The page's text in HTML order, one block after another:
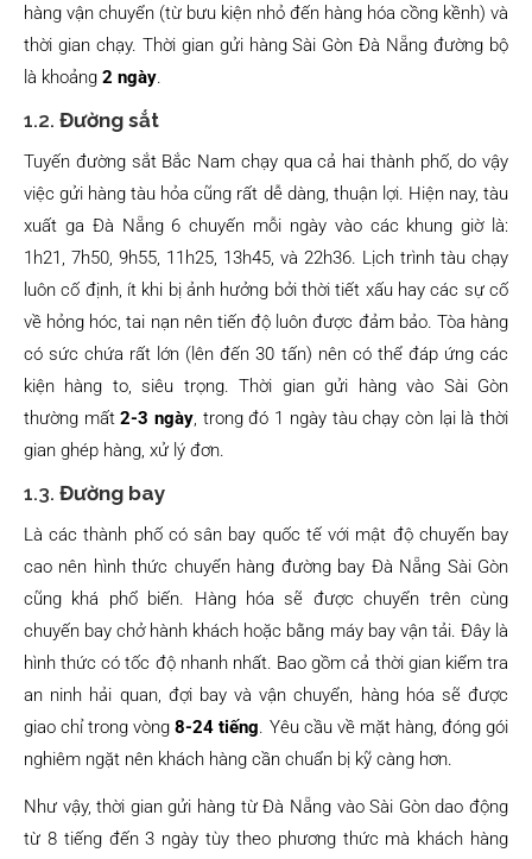
hàng vận chuyển (từ bưu kiện nhỏ đến hàng hóa cồng kềnh) và
thời gian chạy. Thời gian gửi hàng Sài Gòn Đà Nẵng đường bộ
là khoảng 2 ngày.
1.2. Đường sắt
Tuyến đường sắt Bắc Nam chạy qua cả hai thành phố, do vậy
việc gửi hàng tàu hỏa cũng rất dễ dàng, thuận lợi. Hiện nay, tàu
xuất ga Đà Nẵng 6 chuyến mỗi ngày vào các khung giờ là:
1h21, 7h50, 9h55, 11h25, 13h45, và 22h36. Lịch trình tàu chạy
luôn cố định, ít khi bị ảnh hưởng bởi thời tiết xấu hay các sự cố
về hỏng hóc, tai nạn nên tiến độ luôn được đảm bảo. Tòa hàng
có sức chứa rất lớn (lên đến 30 tấn) nên có thể đáp ứng các
kiện hàng to, siêu trọng. Thời gian gửi hàng vào Sài Gòn
thường mất2-3 ngày, trong đó 1 ngày tàu chạy còn lại là thời
gian ghép hàng, xử lý đơn.
1.3. Đường bay
Là các thành phố có sân bay quốc tế với mật độ chuyến bay
cao nên hình thức chuyển hàng đường bay Đà Nẵng Sài Gòn
cũng khá phổ biến. Hàng hóa sẽ được chuyển trên cùng
chuyến bay chở hành khách hoặc bằng máy bay vận tải. Đây là
hình thức có tốc độ nhanh nhất. Bao gồm cả thời gian kiểm tra
an ninh hải quan, đợi bay và vận chuyển, hàng hóa sẽ được
giao chỉ trong vòng 8-24 tiếng. Yêu cầu về mặt hàng, đóng gói
nghiêm ngặt nên khách hàng cần chuẩn bị kỹ càng hơn.
Như vậy, thời gian gửi hàng từ Đà Nẵng vào Sài Gòn dao động
từ 8 tiếng đến 3 ngày tùy theo phương thức mà khách hàng